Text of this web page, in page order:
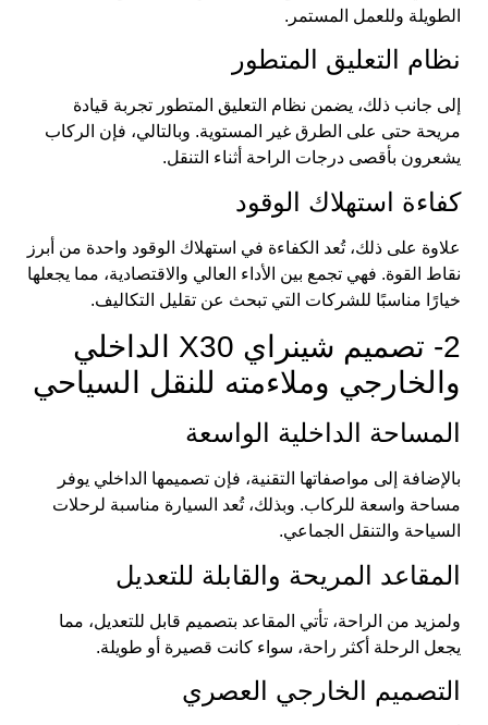
الطويلة وللعمل المستمر.
نظام التعليق المتطور
إلى جانب ذلك، يضمن نظام التعليق المتطور تجربة قيادة
مريحة حتى على الطرق غير المستوية. وبالتالي، فإن الركاب
يشعرون بأقصى درجات الراحة أثناء التنقل.
كفاءة استهلاك الوقود
علاوة على ذلك، تُعد الكفاءة في استهلاك الوقود واحدة من أبرز
نقاط القوة. فهي تجمع بين الأداء العالي والاقتصادية، مما يجعلها
خيارًا مناسبًا للشركات التي تبحث عن تقليل التكاليف.
2- تصميم شينراي X30 الداخلي
والخارجي وملاءمته للنقل السياحي
المساحة الداخلية الواسعة
بالإضافة إلى مواصفاتها التقنية، فإن تصميمها الداخلي يوفر
مساحة واسعة للركاب. وبذلك، تُعد السيارة مناسبة لرحلات
السياحة والتنقل الجماعي.
المقاعد المريحة والقابلة للتعديل
ولمزيد من الراحة، تأتي المقاعد بتصميم قابل للتعديل، مما
يجعل الرحلة أكثر راحة، سواء كانت قصيرة أو طويلة.
التصميم الخارجي العصري